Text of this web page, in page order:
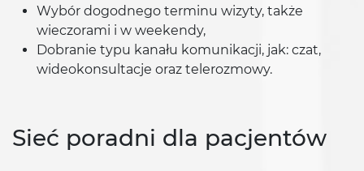
Wybór dogodnego terminu wizyty, także
wieczorami i w weekendy,
Dobranie typu kanału komunikacji, jak: czat,
wideokonsultacje oraz telerozmowy.
Sieć poradni dla pacjentów